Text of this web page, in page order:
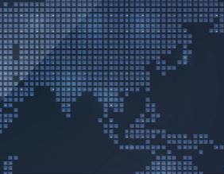
Saltar
al
contenido